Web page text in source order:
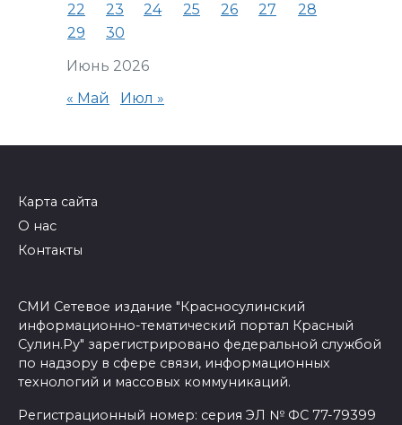
Июнь 2026
22
23 24 25 26 27
28
29
30
« Май Июл »
Карта сайта
О нас
Контакты
СМИ Сетевое издание "Красносулинский
информационно-тематический портал Красный
Сулин.Ру" зарегистрировано федеральной службой
по надзору в сфере связи, информационных
технологий и массовых коммуникаций.
Регистрационный номер: серия ЭЛ № ФС 77-79399